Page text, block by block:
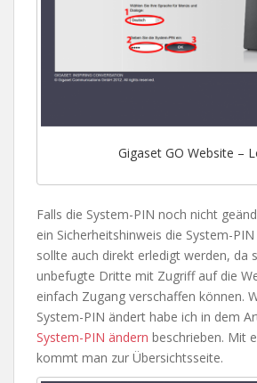
Gigaset GO Website –
Falls die System-PIN noch nicht
ein Sicherheitshinweis die System-
sollte auch direkt erledigt werden, da
unbefugte Dritte mit Zugriff auf die
einfach Zugang verschaffen können.
System-PIN ändert habe ich in dem
System-PIN ändern beschrieben. Mit
kommt man zur Übersichtsseite.